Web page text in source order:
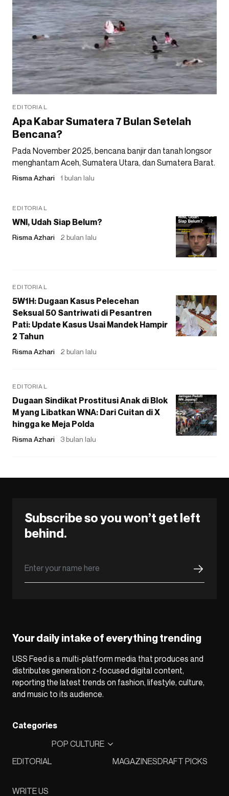
EDITORIAL
Apa Kabar Sumatera 7 Bulan Setelah
Bencana?
Pada November 2025, bencana banjir dan tanah longsor
menghantam Aceh, Sumatera Utara, dan Sumatera Barat.
Risma Azhari 1 bulan lalu
EDITORIAL
WNI, Udah Siap Belum?
Risma Azhari 2 bulan lalu
EDITORIAL
5W1H: Dugaan Kasus Pelecehan
Seksual 50 Santriwati di Pesantren
Pati: Update Kasus Usai Mandek Hampir
2 Tahun
Risma Azhari 2 bulan lalu
EDITORIAL
Dugaan Sindikat Prostitusi Anak di Blok
M yang Libatkan WNA: Dari Cuitan di X
hingga ke Meja Polda
Risma Azhari 3 bulan lalu
Subscribe so you won’t get left
behind.
Your daily intake of everything trending
USS Feed is a multi-platform media that produces and
distributes generation z-focused digital content,
reporting the latest trends on fashion, lifestyle, culture,
and music to its audience.
Categories
EDITORIAL
POP CULTURE
MAGAZINESDRAFT PICKS
WRITE US